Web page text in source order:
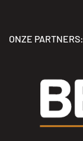
ONZE PARTNERS: